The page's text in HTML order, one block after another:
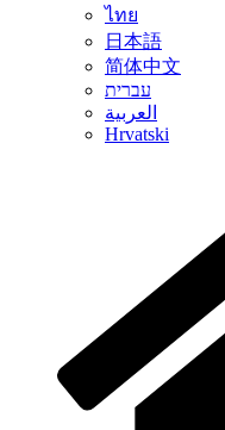
ไทย
日本語
简体中文
עברית
العربية
Hrvatski